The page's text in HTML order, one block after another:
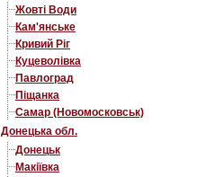
Жовті Води
Кам'янське
Кривий Ріг
Куцеволівка
Павлоград
Піщанка
Самар (Новомосковськ)
Донецька обл.
Донецьк
Макіївка